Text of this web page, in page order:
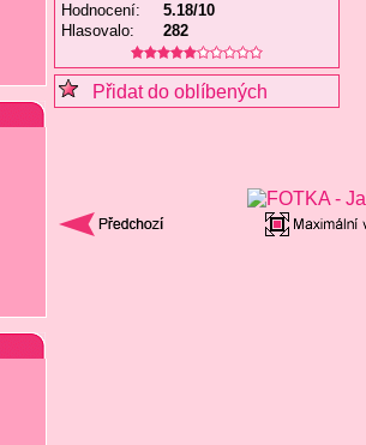
Hodnocení:
5.18/10
Hlasovalo:
282
Přidat do oblíbených